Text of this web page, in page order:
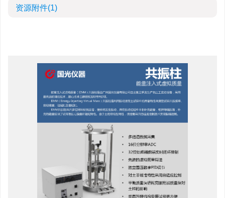
资源附件(1)